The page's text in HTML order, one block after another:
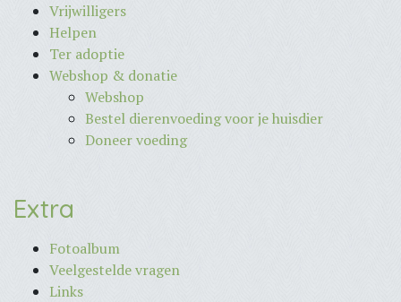
Vrijwilligers
Helpen
Ter adoptie
Webshop & donatie
Webshop
Bestel dierenvoeding voor je huisdier
Doneer voeding
Extra
Fotoalbum
Veelgestelde vragen
Links